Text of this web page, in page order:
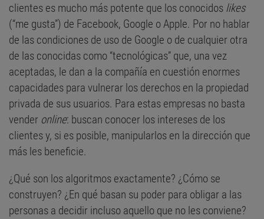
clientes es mucho más potente que los conocidos likes
(“me gusta”) de Facebook, Google o Apple. Por no hablar
de las condiciones de uso de Google o de cualquier otra
de las conocidas como “tecnológicas” que, una vez
aceptadas, le dan a la compañía en cuestión enormes
capacidades para vulnerar los derechos en la propiedad
privada de sus usuarios. Para estas empresas no basta
vender online: buscan conocer los intereses de los
clientes y, si es posible, manipularlos en la dirección que
más les beneficie.
¿Qué son los algoritmos exactamente? ¿Cómo se
construyen? ¿En qué basan su poder para obligar a las
personas a decidir incluso aquello que no les conviene?